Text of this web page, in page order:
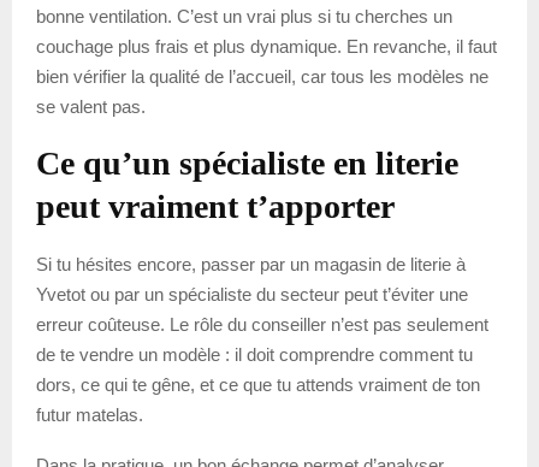
bonne ventilation. C’est un vrai plus si tu cherches un
couchage plus frais et plus dynamique. En revanche, il faut
bien vérifier la qualité de l’accueil, car tous les modèles ne
se valent pas.
Ce qu’un spécialiste en literie
peut vraiment t’apporter
Si tu hésites encore, passer par un magasin de literie à
Yvetot ou par un spécialiste du secteur peut t’éviter une
erreur coûteuse. Le rôle du conseiller n’est pas seulement
de te vendre un modèle : il doit comprendre comment tu
dors, ce qui te gêne, et ce que tu attends vraiment de ton
futur matelas.